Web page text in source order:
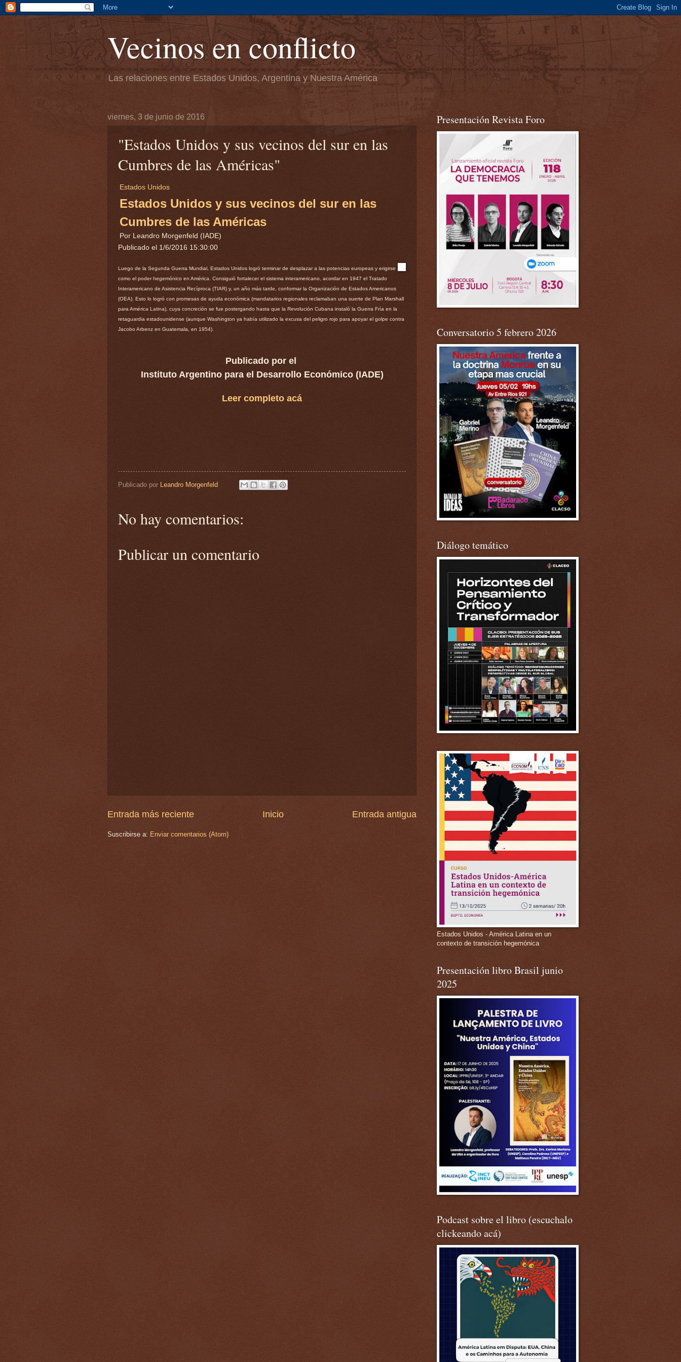
Vecinos en conflicto
Las relaciones entre Estados Unidos, Argentina y Nuestra América
viernes, 3 de junio de 2016
"Estados Unidos y sus vecinos del sur en las
Cumbres de las Américas"
Estados Unidos
Estados Unidos y sus vecinos del sur en las
Cumbres de las Américas
Por Leandro Morgenfeld (IADE)
Publicado el 1/6/2016 15:30:00
Luego de la Segunda Guerra Mundial, Estados Unidos logró terminar de desplazar a las potencias europeas y erigirse
como el poder hegemónico en América. Consiguió fortalecer el sistema interamericano, acordar en 1947 el Tratado
Interamericano de Asistencia Recíproca (TIAR) y, un año más tarde, conformar la Organización de Estados Americanos
(OEA). Esto lo logró con promesas de ayuda económica (mandatarios regionales reclamaban una suerte de Plan Marshall
para América Latina), cuya concreción se fue postergando hasta que la Revolución Cubana instaló la Guerra Fría en la
retaguardia estadounidense (aunque Washington ya había utilizado la excusa del peligro rojo para apoyar el golpe contra
Jacobo Arbenz en Guatemala, en 1954).
Publicado por el
Instituto Argentino para el Desarrollo Económico (IADE)
Leer completo acá
Publicado por Leandro Morgenfeld
No hay comentarios:
Publicar un comentario
Entrada más reciente Entrada antigua
Inicio
Suscribirse a: Enviar comentarios (Atom)
Presentación Revista Foro
Conversatorio 5 febrero 2026
Diálogo temático
Estados Unidos - América Latina en un
contexto de transición hegemónica
Presentación libro Brasil junio
2025
Podcast sobre el libro (escuchalo
clickeando acá)